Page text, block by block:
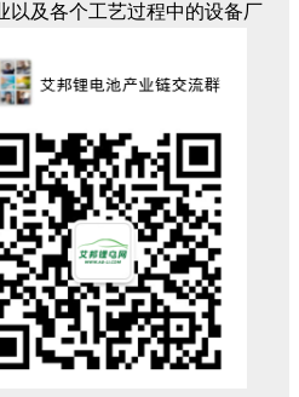
以及各个工艺过程中的设备厂